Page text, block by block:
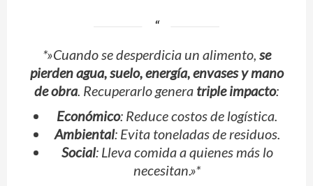
*»Cuando se desperdicia un alimento, se
pierden agua, suelo, energía, envases y mano
de obra. Recuperarlo genera triple impacto:
Económico: Reduce costos de logística.
Ambiental: Evita toneladas de residuos.
Social: Lleva comida a quienes más lo
necesitan.»*